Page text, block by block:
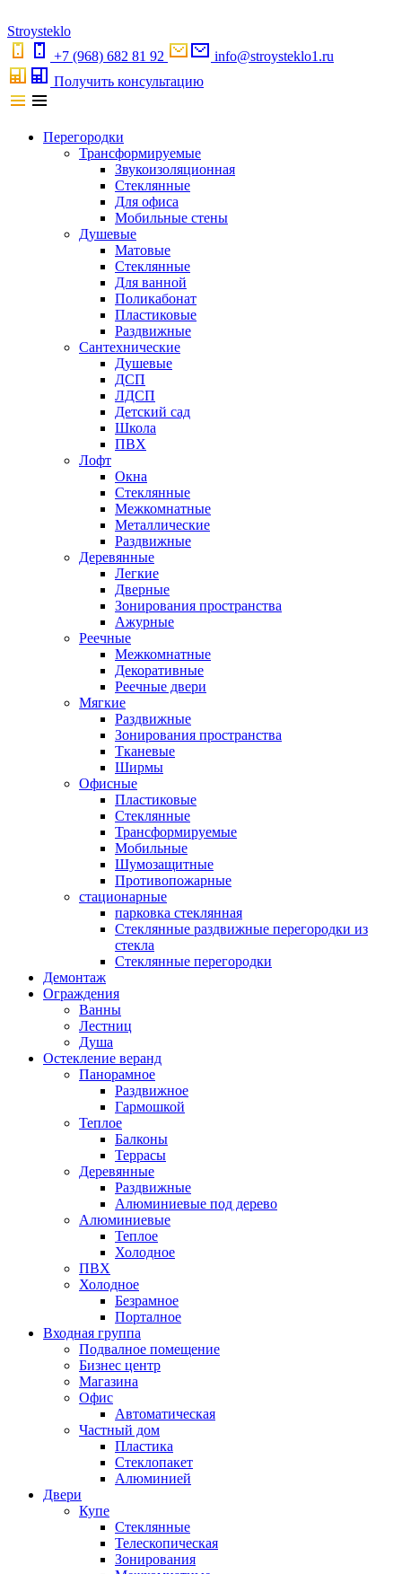
Stroysteklo
+7 (968) 682 81 92
info@stroysteklo1.ru
Получить консультацию
Перегородки
Трансформируемые
Звукоизоляционная
Стеклянные
Для офиса
Мобильные стены
Душевые
Матовые
Стеклянные
Для ванной
Поликабонат
Пластиковые
Раздвижные
Сантехнические
Душевые
ДСП
ЛДСП
Детский сад
Школа
ПВХ
Лофт
Окна
Стеклянные
Межкомнатные
Металлические
Раздвижные
Деревянные
Легкие
Дверные
Зонирования пространства
Ажурные
Реечные
Межкомнатные
Декоративные
Реечные двери
Мягкие
Раздвижные
Зонирования пространства
Тканевые
Ширмы
Офисные
Пластиковые
Стеклянные
Трансформируемые
Мобильные
Шумозащитные
Противопожарные
стационарные
парковка стеклянная
Стеклянные раздвижные перегородки из
стекла
Стеклянные перегородки
Демонтаж
Ограждения
Ванны
Лестниц
Душа
Остекление веранд
Панорамное
Раздвижное
Гармошкой
Теплое
Балконы
Террасы
Деревянные
Раздвижные
Алюминиевые под дерево
Алюминиевые
Теплое
Холодное
ПВХ
Холодное
Безрамное
Порталное
Входная группа
Подвалное помещение
Бизнес центр
Магазина
Офис
Автоматическая
Частный дом
Пластика
Стеклопакет
Алюминией
Двери
Купе
Стеклянные
Телескопическая
Зонирования